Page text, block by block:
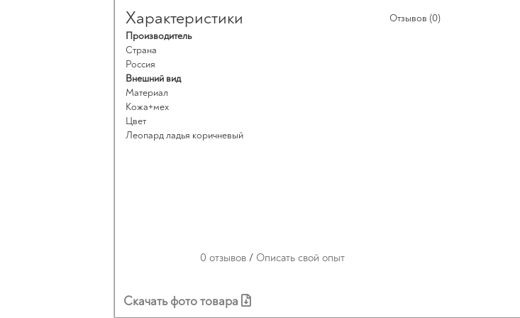
Характеристики
Отзывов (0)
Производитель
Страна
Россия
Внешний вид
Материал
Кожа+мех
Цвет
Леопард ладья коричневый
0 отзывов / Описать свой опыт
Скачать фото товара